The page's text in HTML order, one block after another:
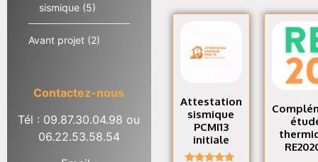
sismique (5)
Avant projet (2)
Contactez-nous
Tél : 09.87.30.04.98 ou
06.22.53.58.54
Attestation
sismique
PCMI13
initiale